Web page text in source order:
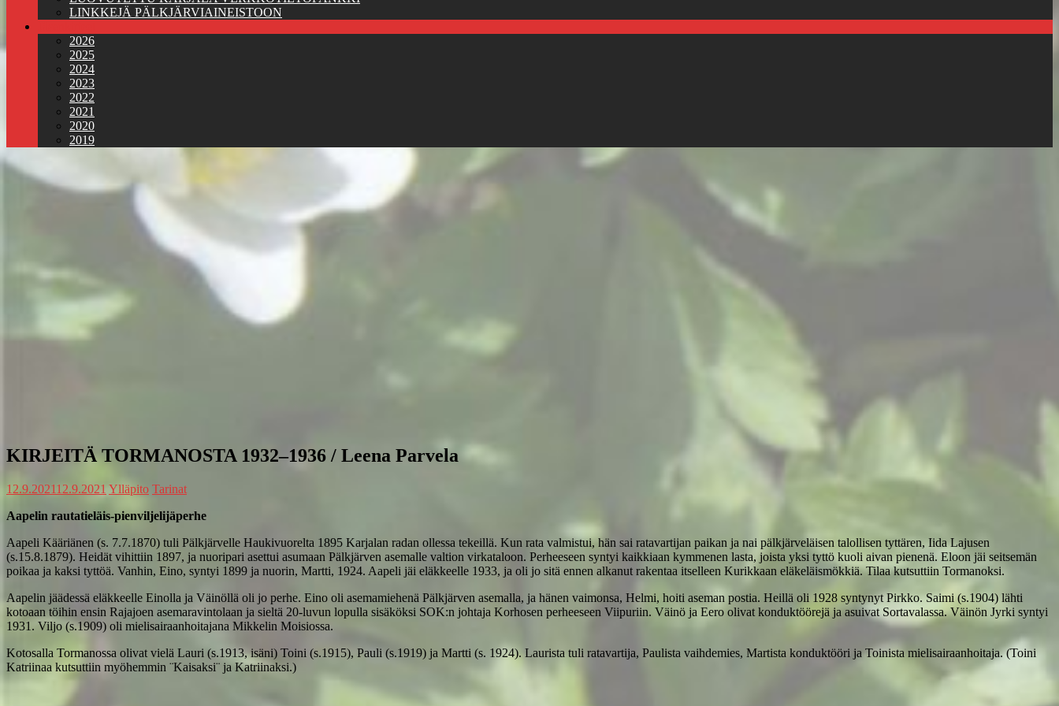
LINKKEJÄ PÄLKJÄRVIAINEISTOON
2026
2025
2024
2023
2022
2021
2020
2019
KIRJEITÄ TORMANOSTA 1932–1936 / Leena Parvela
12.9.202112.9.2021 Ylläpito Tarinat
Aapelin rautatieläis-pienviljelijäperhe
Aapeli Kääriänen (s. 7.7.1870) tuli Pälkjärvelle Haukivuorelta 1895 Karjalan radan ollessa tekeillä. Kun rata valmistui, hän sai ratavartijan paikan ja nai pälkjärveläisen talollisen tyttären, Iida Lajusen
(s.15.8.1879). Heidät vihittiin 1897, ja nuoripari asettui asumaan Pälkjärven asemalle valtion virkataloon. Perheeseen syntyi kaikkiaan kymmenen lasta, joista yksi tyttö kuoli aivan pienenä. Eloon jäi seitsemän
poikaa ja kaksi tyttöä. Vanhin, Eino, syntyi 1899 ja nuorin, Martti, 1924. Aapeli jäi eläkkeelle 1933, ja oli jo sitä ennen alkanut rakentaa itselleen Kurikkaan eläkeläismökkiä. Tilaa kutsuttiin Tormanoksi.
Aapelin jäädessä eläkkeelle Einolla ja Väinöllä oli jo perhe. Eino oli asemamiehenä Pälkjärven asemalla, ja hänen vaimonsa, Helmi, hoiti aseman postia. Heillä oli 1928 syntynyt Pirkko. Saimi (s.1904) lähti
kotoaan töihin ensin Rajajoen asemaravintolaan ja sieltä 20-luvun lopulla sisäköksi SOK:n johtaja Korhosen perheeseen Viipuriin. Väinö ja Eero olivat konduktöörejä ja asuivat Sortavalassa. Väinön Jyrki syntyi
1931. Viljo (s.1909) oli mielisairaanhoitajana Mikkelin Moisiossa.
Kotosalla Tormanossa olivat vielä Lauri (s.1913, isäni) Toini (s.1915), Pauli (s.1919) ja Martti (s. 1924). Laurista tuli ratavartija, Paulista vaihdemies, Martista konduktööri ja Toinista mielisairaanhoitaja. (Toini
Katriinaa kutsuttiin myöhemmin ¨Kaisaksi¨ ja Katriinaksi.)